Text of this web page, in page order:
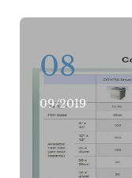
08
09/2019